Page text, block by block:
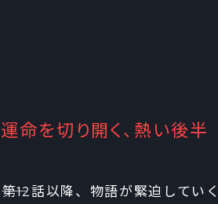
運命を切り開く、熱い後半
――第12話以降、物語が緊迫して